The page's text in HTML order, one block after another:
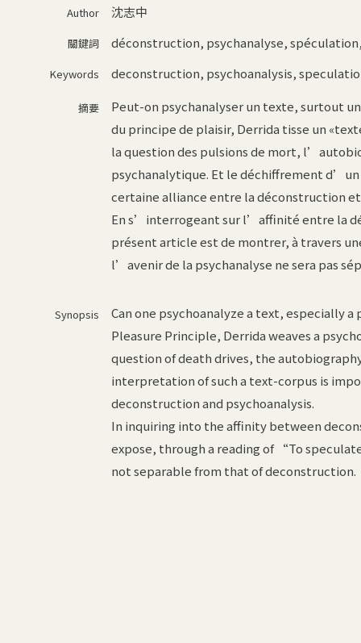
Author 沈志中
關鍵詞 déconstruction, psychanalyse,
Keywords deconstruction, psychoanalysis,
摘要
Peut-on psychanalyser un texte, surtout
du principe de plaisir, Derrida tisse un
la question des pulsions de mort,
psychanalytique. Et le déchiffrement
certaine alliance entre la déconstruction et
En s’interrogeant sur l’affinité entre la
présent article est de montrer, à travers
l’avenir de la psychanalyse ne sera pas
Synopsis
Can one psychoanalyze a text, especially
Pleasure Principle, Derrida weaves a
question of death drives, the
interpretation of such a text-corpus is
deconstruction and psychoanalysis.
In inquiring into the affinity between
expose, through a reading of “To
not separable from that of deconstruction.